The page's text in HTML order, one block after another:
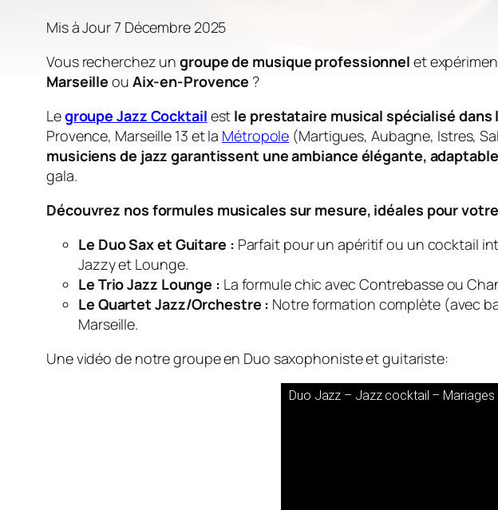
Mis à Jour 7 Décembre 2025
Vous recherchez ungroupe de musique professionnel et
Marseille ou Aix-en-Provence ?
Legroupe Jazz Cocktail est le prestataire musical spécialisé dans
Provence, Marseille 13 et la Métropole (Martigues, Aubagne, Istres,
musiciens de jazz garantissent une ambiance élégante,
gala.
Découvrez nos formules musicales sur mesure, idéales pour
Le Duo Sax et Guitare : Parfait pour un apéritif ou un cocktail
Jazzy et Lounge.
Le Trio Jazz Lounge : La formule chic avec Contrebasse ou
Le Quartet Jazz/Orchestre : Notre formation complète (avec
Marseille.
Une vidéo de notre groupe en Duo saxophoniste et guitariste:
Duo Jazz – Jazz cocktail – Mariages